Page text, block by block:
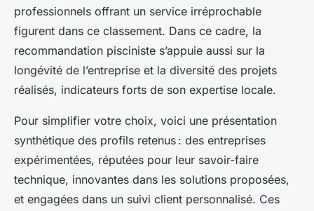
professionnels offrant un service irréprochable
figurent dans ce classement. Dans ce cadre, la
recommandation pisciniste s’appuie aussi sur la
longévité de l’entreprise et la diversité des projets
réalisés, indicateurs forts de son expertise locale.
Pour simplifier votre choix, voici une présentation
synthétique des profils retenus : des entreprises
expérimentées, réputées pour leur savoir-faire
technique, innovantes dans les solutions proposées,
et engagées dans un suivi client personnalisé. Ces